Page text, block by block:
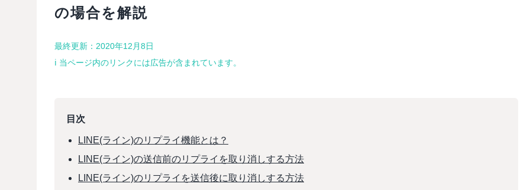
の場合を解説
最終更新：2020年12月8日
ℹ︎ 当ページ内のリンクには広告が含まれています。
目次
LINE(ライン)のリプライ機能とは？
LINE(ライン)の送信前のリプライを取り消しする方法
LINE(ライン)のリプライを送信後に取り消しする方法